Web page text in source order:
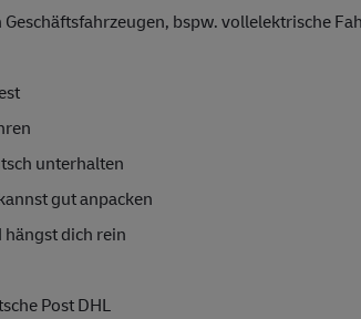
Geschäftsfahrzeugen, bspw. vollelektrische
unterhalten
gut anpacken
dich rein
Post DHL